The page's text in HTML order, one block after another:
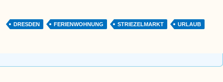
DRESDEN FERIENWOHNUNG STRIEZELMARKT URLAUB